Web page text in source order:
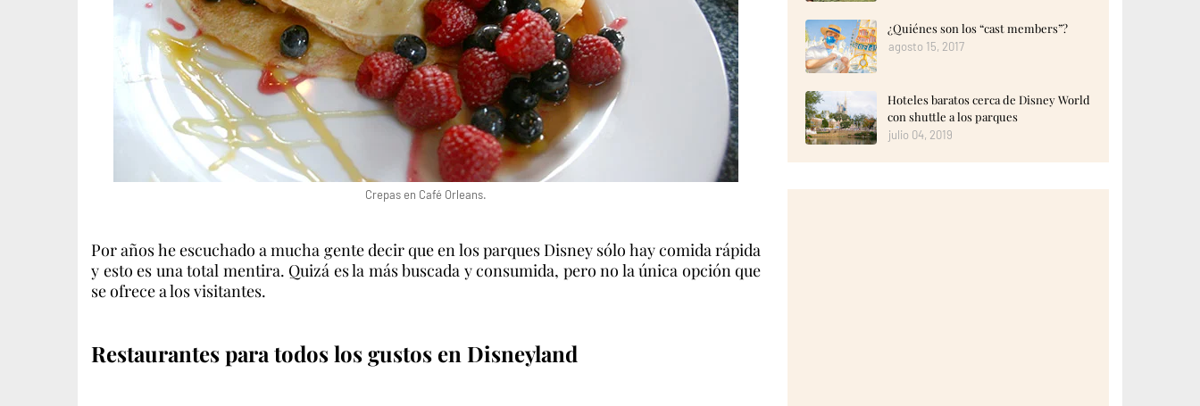
Crepas en Café Orleans.
Por años he escuchado a mucha gente decir que en los parques Disney sólo hay comida rápida
y esto es una total mentira. Quizá es la más buscada y consumida, pero no la única opción que
se ofrece a los visitantes.
Restaurantes para todos los gustos en Disneyland
¿Quiénes son los “cast members”?
agosto 15, 2017
Hoteles baratos cerca de Disney World
con shuttle a los parques
julio 04, 2019